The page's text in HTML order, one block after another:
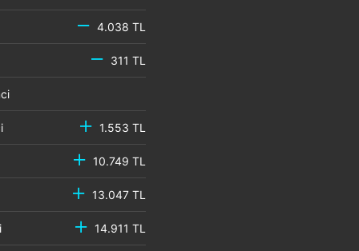
4.038 TL
311 TL
1.553 TL
10.749 TL
13.047 TL
14.911 TL